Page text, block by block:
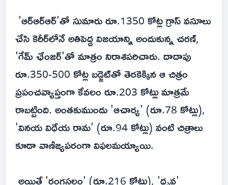
'ఆర్ఆర్ఆర్'తో సుమారు రూ.1350 కోట్ల గ్రాస్ వసూలు
చేసి కెరీర్‌లోనే అతిపెద్ద విజయాన్ని అందుకున్న చరణ్,
'గేమ్ ఛేంజర్'తో మాత్రం నిరాశపరిచారు. దాదాపు
రూ.350-500 కోట్ల బడ్జెట్‌తో తెరకెక్కిన ఆ చిత్రం
ప్రపంచవ్యాప్తంగా కేవలం రూ.203 కోట్లు మాత్రమే
రాబట్టింది. అంతకుముందు 'ఆచార్య' (రూ.78 కోట్లు),
'వినయ విధేయ రామ' (రూ.94 కోట్లు) వంటి చిత్రాలు
కూడా వాణిజ్యపరంగా విఫలమయ్యాయి.
అయితే 'రంగస్థలం' (రూ.216 కోట్లు), 'ధృవ'